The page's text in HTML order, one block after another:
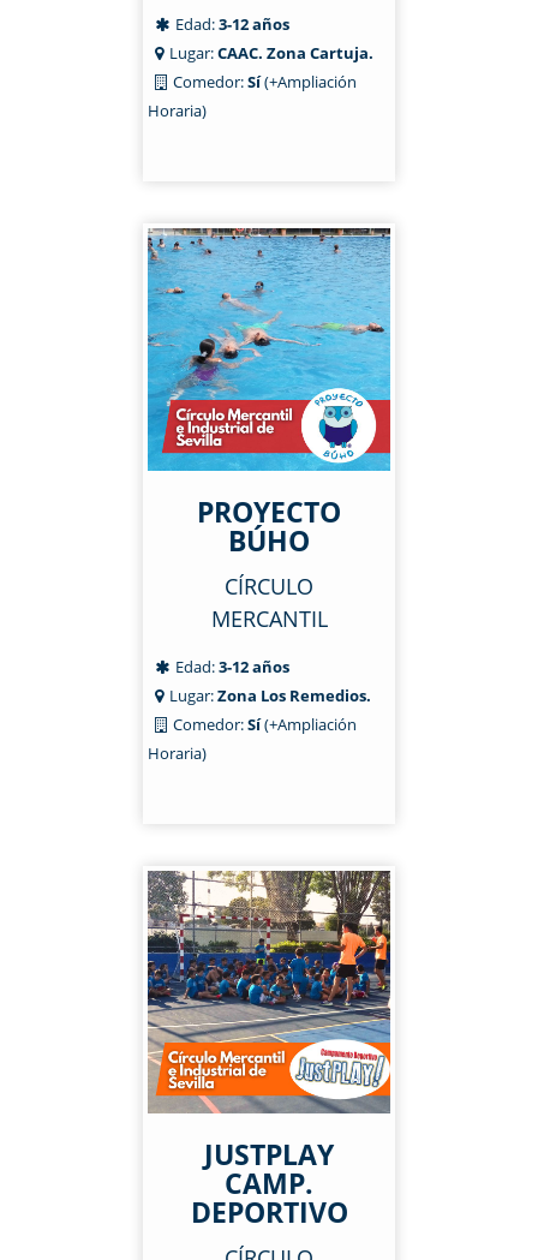
Edad:3-12 años
Lugar:CAAC. Zona Cartuja.
Comedor:Sí(+Ampliación
Horaria)
PROYECTO
BÚHO
CÍRCULO
MERCANTIL
Edad:3-12 años
Lugar:Zona Los Remedios.
Comedor:Sí(+Ampliación
Horaria)
JUSTPLAY
CAMP.
DEPORTIVO